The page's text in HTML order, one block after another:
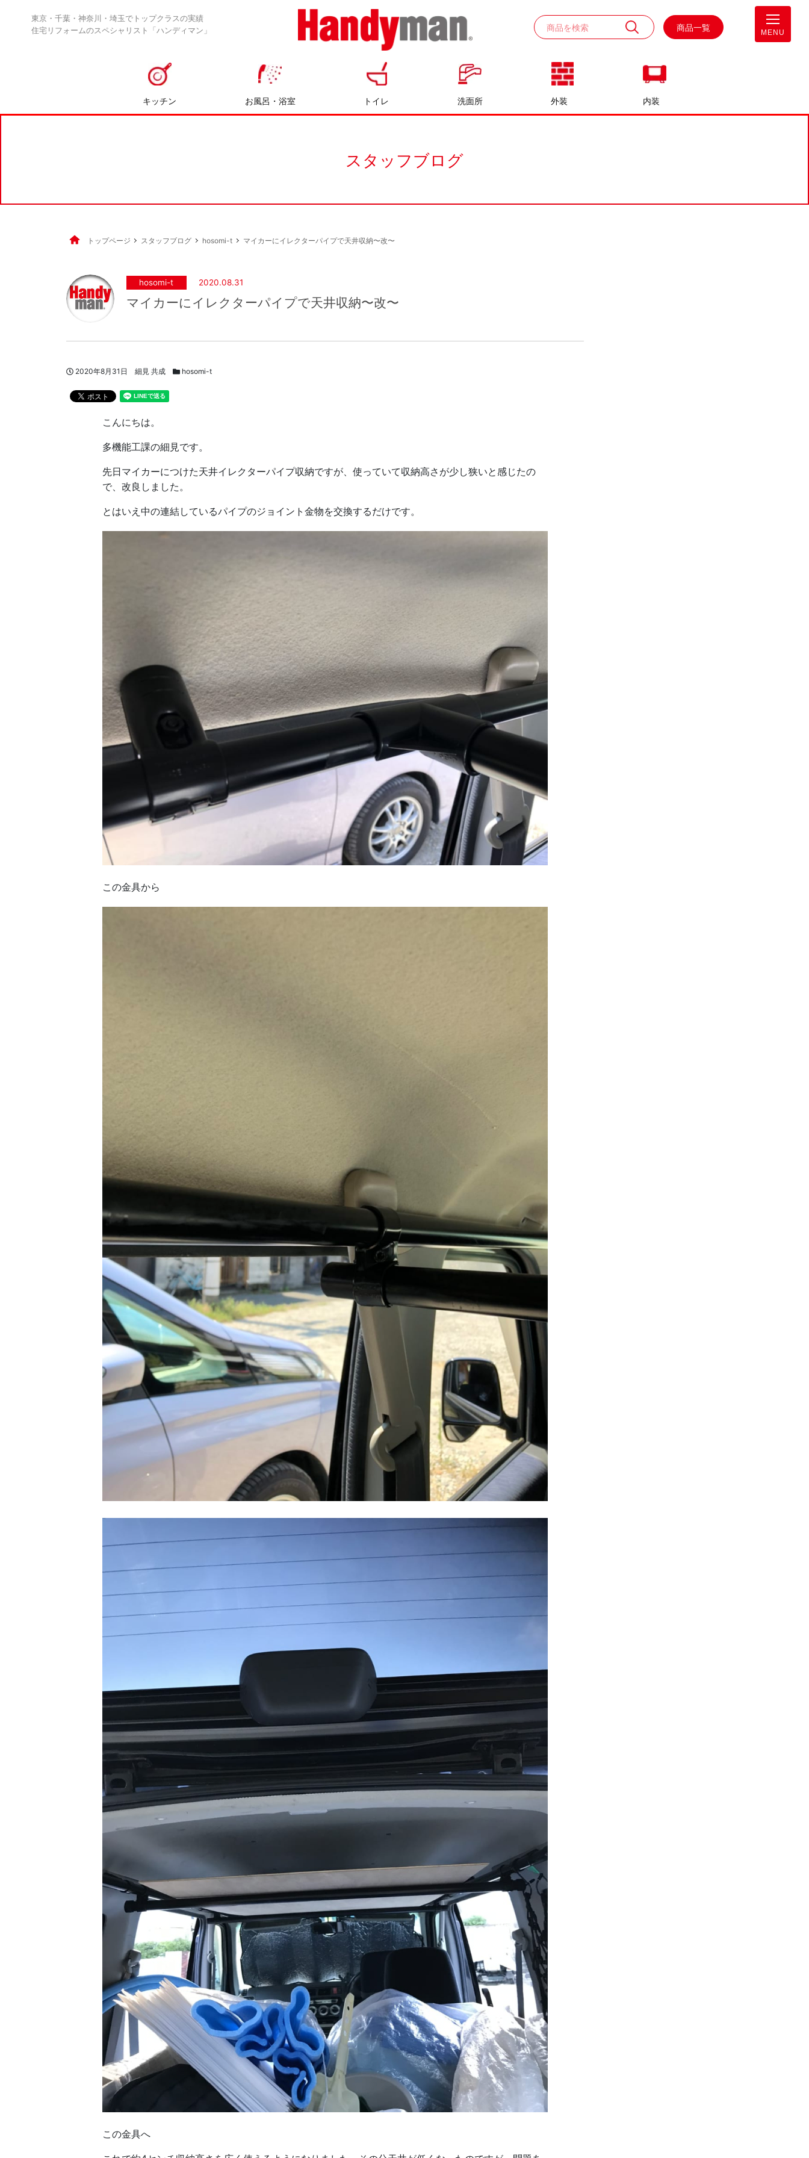
東京・千葉・神奈川・埼玉でトップクラスの実績
住宅リフォームのスペシャリスト「ハンディマン」
お風呂やキッチンのリフォームならハン
商品一覧
キッチン お風呂・浴室 トイレ 洗面所 外装 内装
MENU
スタッフブログ
トップページ スタッフブログ hosomi-t マイカーにイレクターパイプで天井収納〜改〜
hosomi-t 2020.08.31
マイカーにイレクターパイプで天井収納〜改〜
投稿日
2020年8月31日 著者
細見 共成 スタッフブログカテゴリー
hosomi-t
こんにちは。
多機能工課の細見です。
先日マイカーにつけた天井イレクターパイプ収納ですが、使っていて収納高さが少し狭いと感じたの
で、改良しました。
とはいえ中の連結しているパイプのジョイント金物を交換するだけです。
この金具から
この金具へ